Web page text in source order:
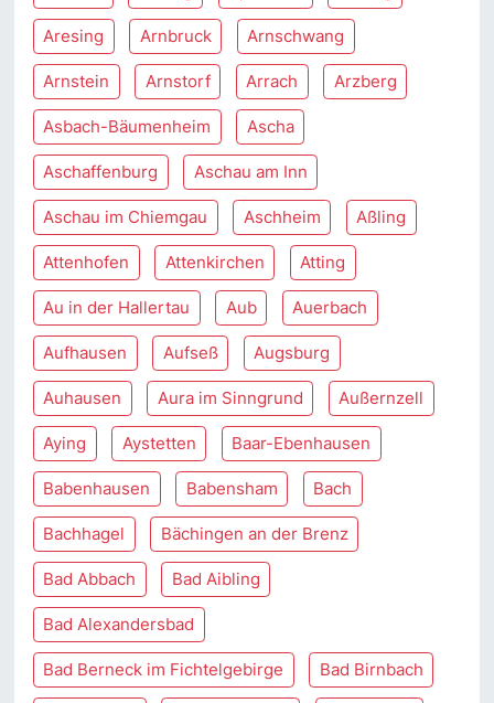
Aresing Arnbruck Arnschwang
Arnstein Arnstorf Arrach Arzberg
Asbach-Bäumenheim Ascha
Aschaffenburg Aschau am Inn
Aschau im Chiemgau Aschheim Aßling
Attenhofen Attenkirchen Atting
Au in der Hallertau Aub Auerbach
Aufhausen Aufseß Augsburg
Auhausen Aura im Sinngrund Außernzell
Aying Aystetten Baar-Ebenhausen
Babenhausen Babensham Bach
Bachhagel Bächingen an der Brenz
Bad Abbach Bad Aibling
Bad Alexandersbad
Bad Berneck im Fichtelgebirge Bad Birnbach